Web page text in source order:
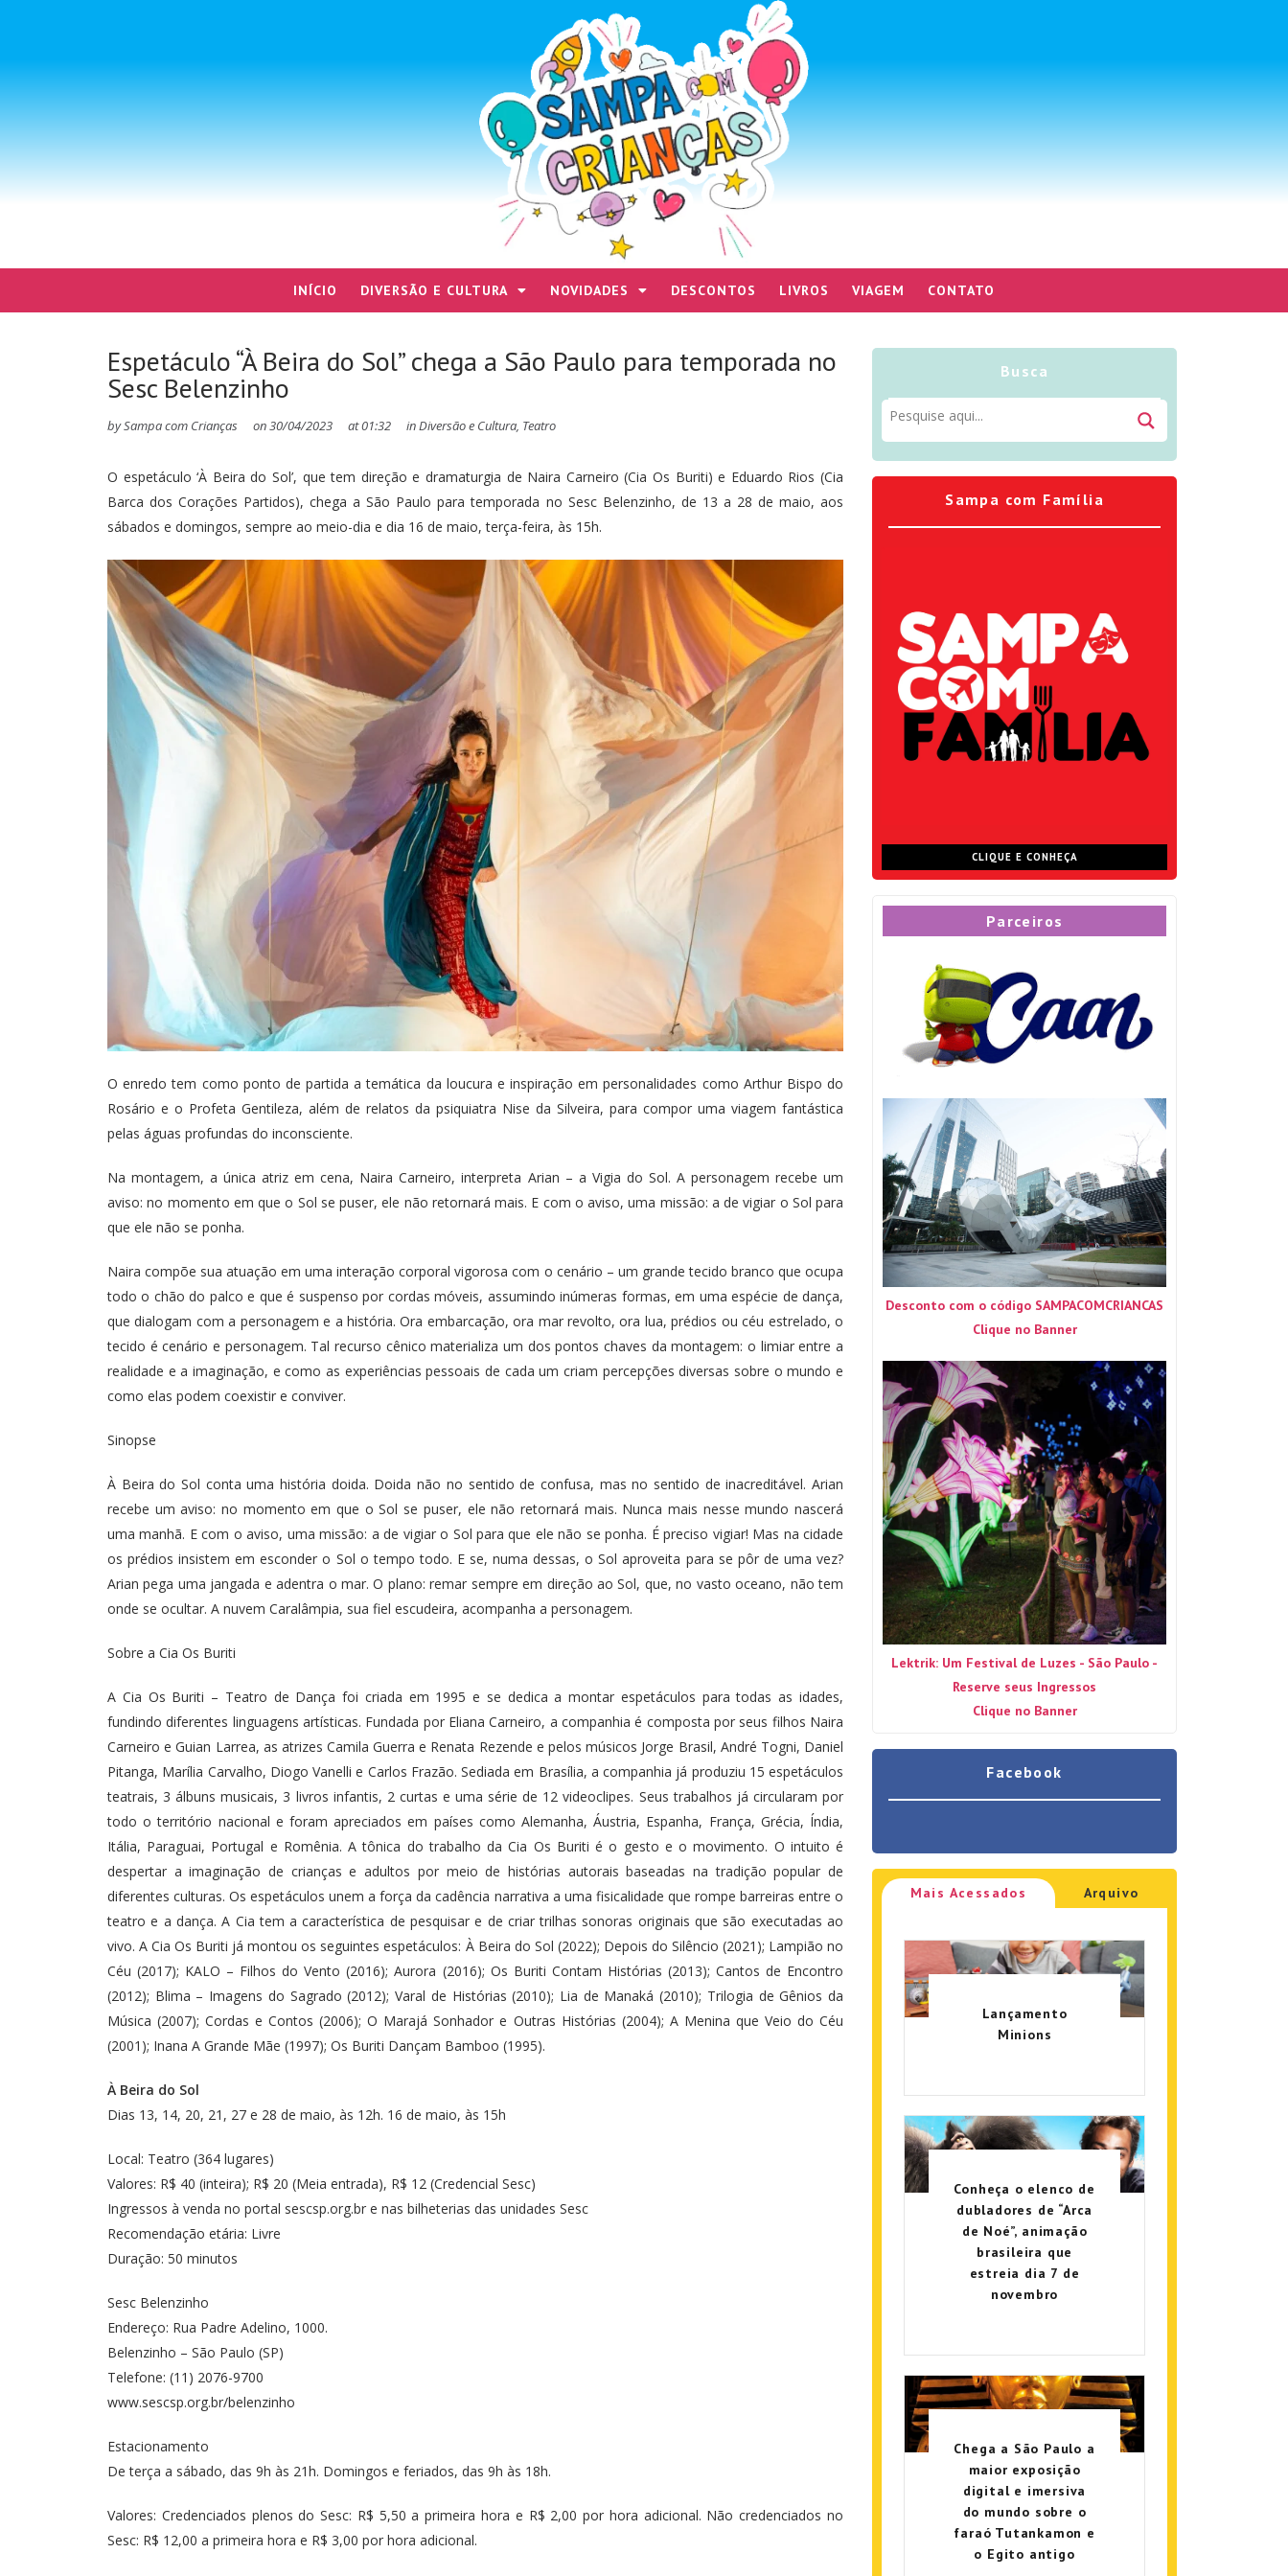
INÍCIO DIVERSÃO E CULTURA NOVIDADES DESCONTOS LIVROS VIAGEM CONTATO
Espetáculo “À Beira do Sol” chega a São Paulo para temporada no
Sesc Belenzinho
bySampa com Crianças on30/04/2023 at01:32 inDiversão e Cultura, Teatro
O espetáculo ‘À Beira do Sol’, que tem direção e dramaturgia de Naira Carneiro (Cia Os Buriti) e Eduardo Rios (Cia
Barca dos Corações Partidos), chega a São Paulo para temporada no Sesc Belenzinho, de 13 a 28 de maio, aos
sábados e domingos, sempre ao meio-dia e dia 16 de maio, terça-feira, às 15h.
O enredo tem como ponto de partida a temática da loucura e inspiração em personalidades como Arthur Bispo do
Rosário e o Profeta Gentileza, além de relatos da psiquiatra Nise da Silveira, para compor uma viagem fantástica
pelas águas profundas do inconsciente.
Na montagem, a única atriz em cena, Naira Carneiro, interpreta Arian – a Vigia do Sol. A personagem recebe um
aviso: no momento em que o Sol se puser, ele não retornará mais. E com o aviso, uma missão: a de vigiar o Sol para
que ele não se ponha.
Naira compõe sua atuação em uma interação corporal vigorosa com o cenário – um grande tecido branco que ocupa
todo o chão do palco e que é suspenso por cordas móveis, assumindo inúmeras formas, em uma espécie de dança,
que dialogam com a personagem e a história. Ora embarcação, ora mar revolto, ora lua, prédios ou céu estrelado, o
tecido é cenário e personagem. Tal recurso cênico materializa um dos pontos chaves da montagem: o limiar entre a
realidade e a imaginação, e como as experiências pessoais de cada um criam percepções diversas sobre o mundo e
como elas podem coexistir e conviver.
Sinopse
À Beira do Sol conta uma história doida. Doida não no sentido de confusa, mas no sentido de inacreditável. Arian
recebe um aviso: no momento em que o Sol se puser, ele não retornará mais. Nunca mais nesse mundo nascerá
uma manhã. E com o aviso, uma missão: a de vigiar o Sol para que ele não se ponha. É preciso vigiar! Mas na cidade
os prédios insistem em esconder o Sol o tempo todo. E se, numa dessas, o Sol aproveita para se pôr de uma vez?
Arian pega uma jangada e adentra o mar. O plano: remar sempre em direção ao Sol, que, no vasto oceano, não tem
onde se ocultar. A nuvem Caralâmpia, sua fiel escudeira, acompanha a personagem.
Sobre a Cia Os Buriti
A Cia Os Buriti – Teatro de Dança foi criada em 1995 e se dedica a montar espetáculos para todas as idades,
fundindo diferentes linguagens artísticas. Fundada por Eliana Carneiro, a companhia é composta por seus filhos Naira
Carneiro e Guian Larrea, as atrizes Camila Guerra e Renata Rezende e pelos músicos Jorge Brasil, André Togni, Daniel
Pitanga, Marília Carvalho, Diogo Vanelli e Carlos Frazão. Sediada em Brasília, a companhia já produziu 15 espetáculos
teatrais, 3 álbuns musicais, 3 livros infantis, 2 curtas e uma série de 12 videoclipes. Seus trabalhos já circularam por
todo o território nacional e foram apreciados em países como Alemanha, Áustria, Espanha, França, Grécia, Índia,
Itália, Paraguai, Portugal e Romênia. A tônica do trabalho da Cia Os Buriti é o gesto e o movimento. O intuito é
despertar a imaginação de crianças e adultos por meio de histórias autorais baseadas na tradição popular de
diferentes culturas. Os espetáculos unem a força da cadência narrativa a uma fisicalidade que rompe barreiras entre o
teatro e a dança. A Cia tem a característica de pesquisar e de criar trilhas sonoras originais que são executadas ao
vivo. A Cia Os Buriti já montou os seguintes espetáculos: À Beira do Sol (2022); Depois do Silêncio (2021); Lampião no
Céu (2017); KALO – Filhos do Vento (2016); Aurora (2016); Os Buriti Contam Histórias (2013); Cantos de Encontro
(2012); Blima – Imagens do Sagrado (2012); Varal de Histórias (2010); Lia de Manaká (2010); Trilogia de Gênios da
Música (2007); Cordas e Contos (2006); O Marajá Sonhador e Outras Histórias (2004); A Menina que Veio do Céu
(2001); Inana A Grande Mãe (1997); Os Buriti Dançam Bamboo (1995).
À Beira do Sol
Dias 13, 14, 20, 21, 27 e 28 de maio, às 12h. 16 de maio, às 15h
Local: Teatro (364 lugares)
Valores: R$ 40 (inteira); R$ 20 (Meia entrada), R$ 12 (Credencial Sesc)
Ingressos à venda no portal sescsp.org.br e nas bilheterias das unidades Sesc
Recomendação etária: Livre
Duração: 50 minutos
Sesc Belenzinho
Endereço: Rua Padre Adelino, 1000.
Belenzinho – São Paulo (SP)
Telefone: (11) 2076-9700
www.sescsp.org.br/belenzinho
Estacionamento
De terça a sábado, das 9h às 21h. Domingos e feriados, das 9h às 18h.
Valores: Credenciados plenos do Sesc: R$ 5,50 a primeira hora e R$ 2,00 por hora adicional. Não credenciados no
Sesc: R$ 12,00 a primeira hora e R$ 3,00 por hora adicional.
Busca
Sampa com Família
CLIQUE E CONHEÇA
Parceiros
Desconto com o código SAMPACOMCRIANCAS
Clique no Banner
Lektrik: Um Festival de Luzes - São Paulo -
Reserve seus Ingressos
Clique no Banner
Facebook
Mais Acessados Arquivo
Lançamento
Minions
Conheça o elenco de
dubladores de “Arca
de Noé”, animação
brasileira que
estreia dia 7 de
novembro
Chega a São Paulo a
maior exposição
digital e imersiva
do mundo sobre o
faraó Tutankamon e
o Egito antigo